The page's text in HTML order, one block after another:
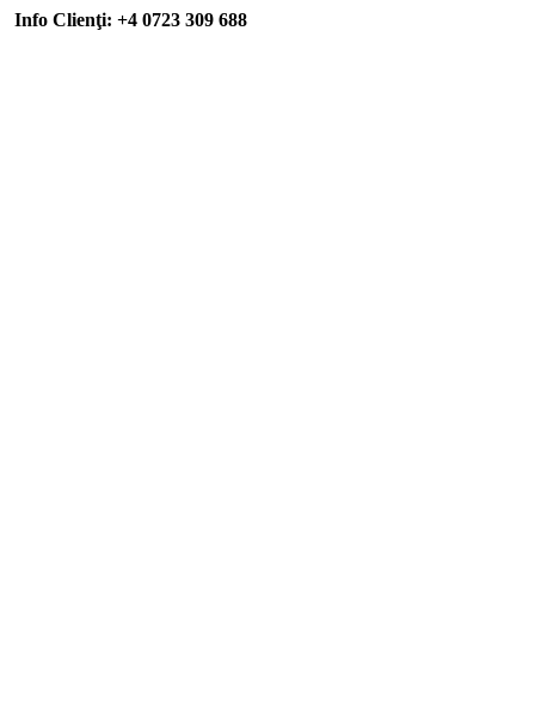
Info Clienţi: +4 0723 309 688